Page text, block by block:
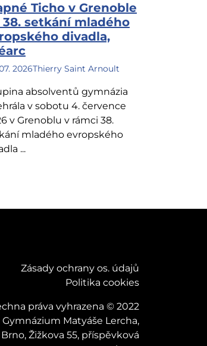
Ticho v Grenoble
38. setkání mladého
divadla,
2026Thierry Saint Arnoult
absolventů gymnázia
v sobotu 4. července
v Grenoblu v rámci 38.
mladého evropského
...
Zásady ochrany os. údajů
Politika cookies
práva vyhrazena © 2022
Gymnázium Matyáše Lercha,
Brno, Žižkova 55, příspěvková